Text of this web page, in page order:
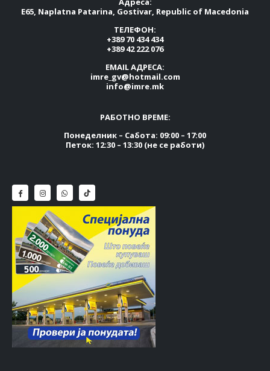
E65, Naplatna Patarina, Gostivar, Republic of Macedonia
ТЕЛЕФОН:
+389 70 434 434
+389 42 222 076
EMAIL АДРЕСА:
imre_gv@hotmail.com
info@imre.mk
РАБОТНО ВРЕМЕ:
Понеделник – Сабота: 09:00 – 17:00
Петок: 12:30 – 13:30 (не се работи)